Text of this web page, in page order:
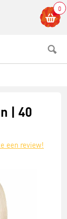
0
| 40
een review!